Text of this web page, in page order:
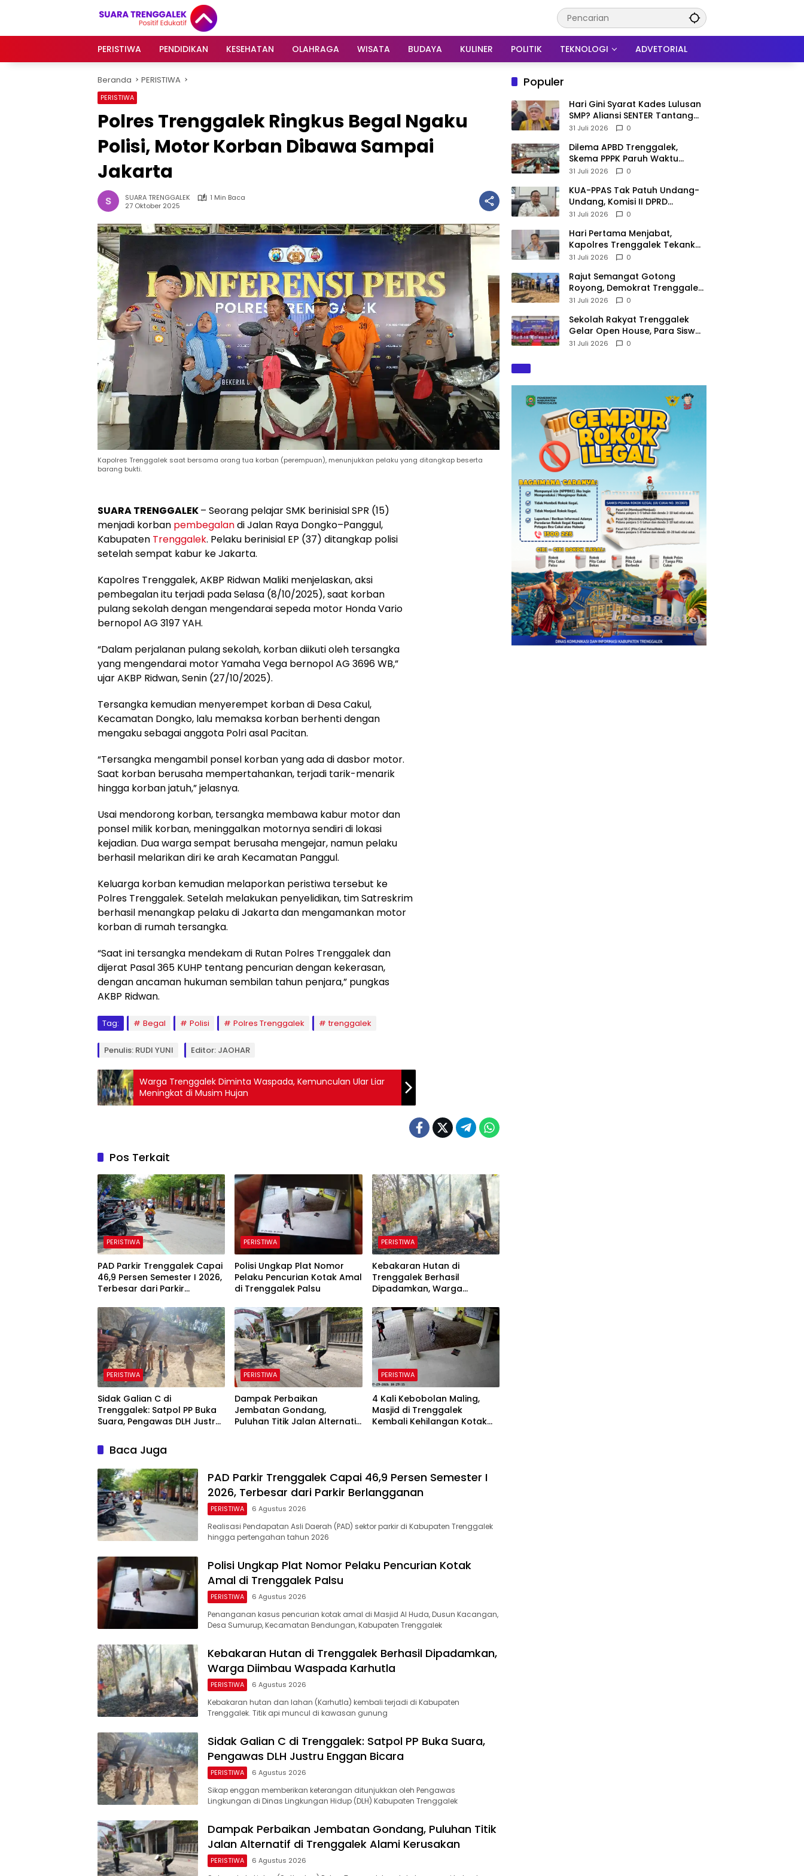
PERISTIWA
PENDIDIKAN KESEHATAN OLAHRAGA WISATA BUDAYA KULINER POLITIK TEKNOLOGI ADVETORIAL
Beranda PERISTIWA
PERISTIWA
Polres Trenggalek Ringkus Begal Ngaku
Polisi, Motor Korban Dibawa Sampai
Jakarta
SUARA TRENGGALEK
1 Min Baca
27 Oktober 2025
Kapolres Trenggalek saat bersama orang tua korban (perempuan), menunjukkan pelaku yang ditangkap beserta
barang bukti.
SUARA TRENGGALEK– Seorang pelajar SMK berinisial SPR (15)
menjadi korban pembegalandi Jalan Raya Dongko–Panggul,
Kabupaten Trenggalek. Pelaku berinisial EP (37) ditangkap polisi
setelah sempat kabur ke Jakarta.
Kapolres Trenggalek, AKBP Ridwan Maliki menjelaskan, aksi
pembegalan itu terjadi pada Selasa (8/10/2025), saat korban
pulang sekolah dengan mengendarai sepeda motor Honda Vario
bernopol AG 3197 YAH.
“Dalam perjalanan pulang sekolah, korban diikuti oleh tersangka
yang mengendarai motor Yamaha Vega bernopol AG 3696 WB,”
ujar AKBP Ridwan, Senin (27/10/2025).
Tersangka kemudian menyerempet korban di Desa Cakul,
Kecamatan Dongko, lalu memaksa korban berhenti dengan
mengaku sebagai anggota Polri asal Pacitan.
“Tersangka mengambil ponsel korban yang ada di dasbor motor.
Saat korban berusaha mempertahankan, terjadi tarik-menarik
hingga korban jatuh,” jelasnya.
Usai mendorong korban, tersangka membawa kabur motor dan
ponsel milik korban, meninggalkan motornya sendiri di lokasi
kejadian. Dua warga sempat berusaha mengejar, namun pelaku
berhasil melarikan diri ke arah Kecamatan Panggul.
Keluarga korban kemudian melaporkan peristiwa tersebut ke
Polres Trenggalek. Setelah melakukan penyelidikan, tim Satreskrim
berhasil menangkap pelaku di Jakarta dan mengamankan motor
korban di rumah tersangka.
“Saat ini tersangka mendekam di Rutan Polres Trenggalek dan
dijerat Pasal 365 KUHP tentang pencurian dengan kekerasan,
dengan ancaman hukuman sembilan tahun penjara,” pungkas
AKBP Ridwan.
Tag: Begal Polisi Polres Trenggalek trenggalek
Penulis: RUDI YUNI Editor: JAOHAR
Warga Trenggalek Diminta Waspada, Kemunculan Ular Liar
Meningkat di Musim Hujan
Pos Terkait
PERISTIWA
PAD Parkir Trenggalek Capai
46,9 Persen Semester I 2026,
Terbesar dari Parkir
PERISTIWA
Polisi Ungkap Plat Nomor
Pelaku Pencurian Kotak Amal
di Trenggalek Palsu
PERISTIWA
Kebakaran Hutan di
Trenggalek Berhasil
Dipadamkan, Warga
PERISTIWA
Sidak Galian C di
Trenggalek: Satpol PP Buka
Suara, Pengawas DLH Justru
PERISTIWA
Dampak Perbaikan
Jembatan Gondang,
Puluhan Titik Jalan Alternatif
PERISTIWA
4 Kali Kebobolan Maling,
Masjid di Trenggalek
Kembali Kehilangan Kotak
Baca Juga
PAD Parkir Trenggalek Capai 46,9 Persen Semester I
2026, Terbesar dari Parkir Berlangganan
PERISTIWA 6 Agustus 2026
Realisasi Pendapatan Asli Daerah (PAD) sektor parkir di Kabupaten Trenggalek
hingga pertengahan tahun 2026
Polisi Ungkap Plat Nomor Pelaku Pencurian Kotak
Amal di Trenggalek Palsu
PERISTIWA 6 Agustus 2026
Penanganan kasus pencurian kotak amal di Masjid Al Huda, Dusun Kacangan,
Desa Sumurup, Kecamatan Bendungan, Kabupaten Trenggalek
Kebakaran Hutan di Trenggalek Berhasil Dipadamkan,
Warga Diimbau Waspada Karhutla
PERISTIWA 6 Agustus 2026
Kebakaran hutan dan lahan (Karhutla) kembali terjadi di Kabupaten
Trenggalek. Titik api muncul di kawasan gunung
Sidak Galian C di Trenggalek: Satpol PP Buka Suara,
Pengawas DLH Justru Enggan Bicara
PERISTIWA 6 Agustus 2026
Sikap enggan memberikan keterangan ditunjukkan oleh Pengawas
Lingkungan di Dinas Lingkungan Hidup (DLH) Kabupaten Trenggalek
Dampak Perbaikan Jembatan Gondang, Puluhan Titik
Jalan Alternatif di Trenggalek Alami Kerusakan
PERISTIWA 6 Agustus 2026
Populer
Hari Gini Syarat Kades Lulusan
SMP? Aliansi SENTER Tantang
DPRD Trenggalek Berani
31 Juli 2026 0
Dilema APBD Trenggalek,
Skema PPPK Paruh Waktu
Mengemuka Demi Pangkas Rp
31 Juli 2026 0
KUA-PPAS Tak Patuh Undang-
Undang, Komisi II DPRD
Trenggalek: APBD 2027
31 Juli 2026 0
Hari Pertama Menjabat,
Kapolres Trenggalek Tekankan
Anggota Disiplin Hindari
31 Juli 2026 0
​Rajut Semangat Gotong
Royong, Demokrat Trenggalek
Gaungkan Gerakan Langit Biru
31 Juli 2026 0
Sekolah Rakyat Trenggalek
Gelar Open House, Para Siswa
Mulai Tempati Gedung Baru
31 Juli 2026 0